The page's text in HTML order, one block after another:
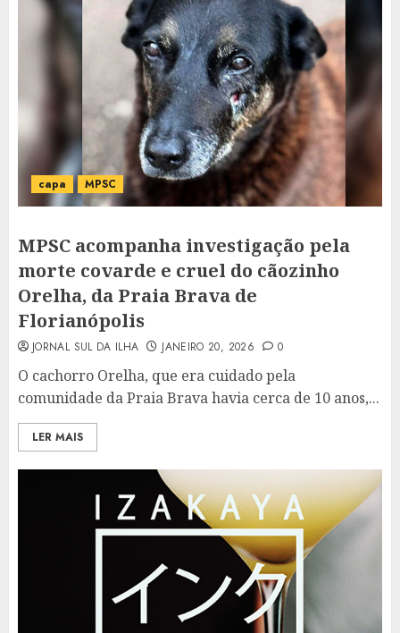
capa MPSC
MPSC acompanha investigação pela
morte covarde e cruel do cãozinho
Orelha, da Praia Brava de
Florianópolis
JORNAL SUL DA ILHA JANEIRO 20, 2026 0
O cachorro Orelha, que era cuidado pela
comunidade da Praia Brava havia cerca de 10 anos,...
LER MAIS